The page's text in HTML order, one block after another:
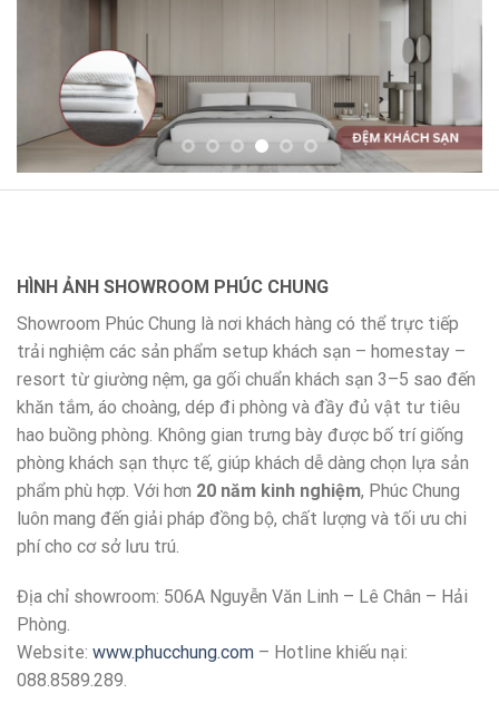
HÌNH ẢNH SHOWROOM PHÚC CHUNG
Showroom Phúc Chung là nơi khách hàng có thể trực tiếp
trải nghiệm các sản phẩm setup khách sạn – homestay –
resort từ giường nệm, ga gối chuẩn khách sạn 3–5 sao đến
khăn tắm, áo choàng, dép đi phòng và đầy đủ vật tư tiêu
hao buồng phòng. Không gian trưng bày được bố trí giống
phòng khách sạn thực tế, giúp khách dễ dàng chọn lựa sản
phẩm phù hợp. Với hơn 20 năm kinh nghiệm, Phúc Chung
luôn mang đến giải pháp đồng bộ, chất lượng và tối ưu chi
phí cho cơ sở lưu trú.
Địa chỉ showroom: 506A Nguyễn Văn Linh – Lê Chân – Hải
Phòng.
Website: www.phucchung.com – Hotline khiếu nại:
088.8589.289.